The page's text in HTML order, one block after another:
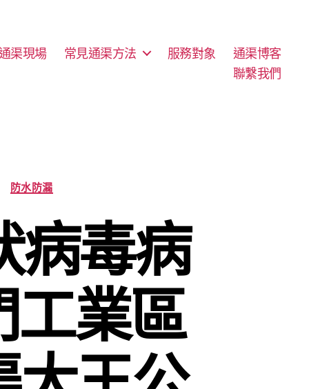
渠現場 常見通渠方法 服務對象
通渠博客
聯繫我們
防水防漏
病毒病
業區